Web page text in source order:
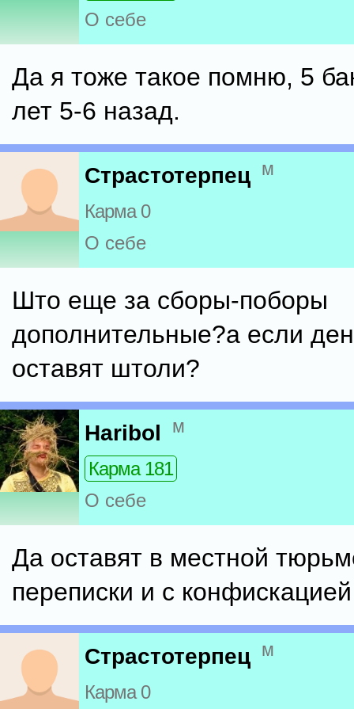
О себе
Да я тоже такое помню, 5
лет 5-6 назад.
Страстотерпец м
Карма 0
О себе
Што еще за сборы-поборы
дополнительные?а если
оставят штоли?
Haribol м
Карма 181
О себе
Да оставят в местной
переписки и с
Страстотерпец м
Карма 0